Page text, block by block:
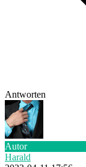
Antworten
Autor
Harald